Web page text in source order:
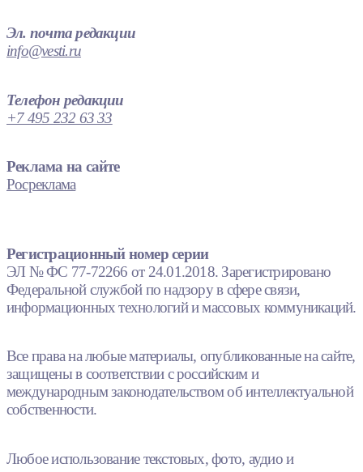
Эл. почта редакции
info@vesti.ru
Телефон редакции
+7 495 232 63 33
Реклама на сайте
Росреклама
Регистрационный номер серии
ЭЛ № ФС 77-72266 от 24.01.2018. Зарегистрировано
Федеральной службой по надзору в сфере связи,
информационных технологий и массовых коммуникаций.
Все права на любые материалы, опубликованные на сайте,
защищены в соответствии с российским и
международным законодательством об интеллектуальной
собственности.
Любое использование текстовых, фото, аудио и